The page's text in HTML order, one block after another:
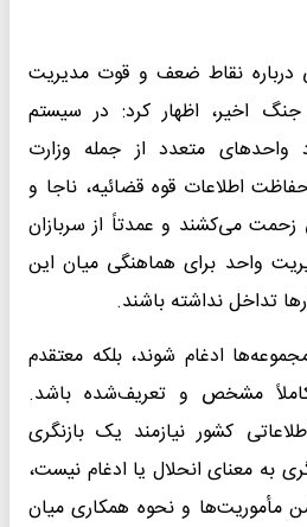
درباره نقاط ضعف و قوت مدیریت
اخیر، اظهار کرد: در سیستم
واحدهای متعدد از جمله وزارت
اطلاعات قوه قضائیه، ناجا و
می‌کشند و عمدتاً از سربازان
واحد برای هماهنگی میان این
تداخل نداشته باشند.
ادغام شوند، بلکه معتقدم
مشخص و تعریف‌شده باشد.
کشور نیازمند یک بازنگری
به معنای انحلال یا ادغام نیست،
مأموریت‌ها و نحوه همکاری میان